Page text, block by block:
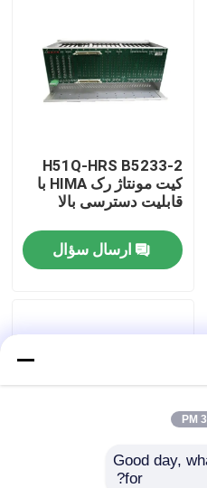
H51Q-HRS B5233-2
کیت مونتاژ رک HIMA با
قابلیت دسترسی بالا
ارسال سؤال
Good day,
for?